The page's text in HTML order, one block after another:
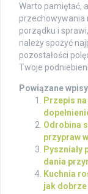
Warto pamiętać,
przechowywania
porządku i
należy spożyć
pozostałości
Twoje
Powiązane
Przepis
Odrobina
przypraw
dania
Kuchnia
jak dobrze